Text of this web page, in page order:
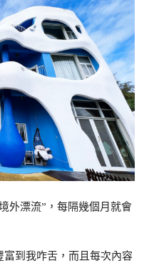
外漂流”，每隔幾個月就會
到我咋舌，而且每次內容